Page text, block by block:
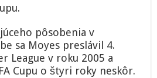
pôsobenia v
sa Moyes preslávil 4.
League v roku 2005 a
Cupu o štyri roky neskôr.